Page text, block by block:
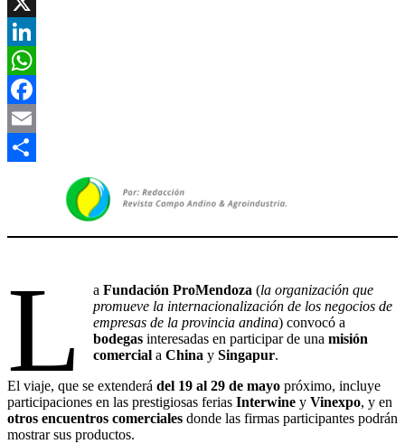
X
LinkedIn
WhatsApp
Facebook
Email
L aFundación ProMendoza (la organización que
promueve la internacionalización de los negocios de
empresas de la provincia andina) convocó a
bodegas interesadas en participar de unamisión
comercial aChina ySingapur.
El viaje, que se extenderá del 19 al 29 de mayo próximo, incluye
participaciones en las prestigiosas ferias Interwine y Vinexpo, y en
otros encuentros comerciales donde las firmas participantes podrán
mostrar sus productos.